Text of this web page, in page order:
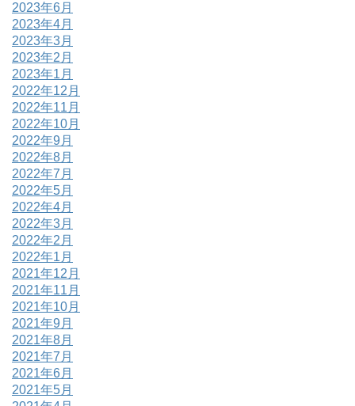
2023年6月
2023年4月
2023年3月
2023年2月
2023年1月
2022年12月
2022年11月
2022年10月
2022年9月
2022年8月
2022年7月
2022年5月
2022年4月
2022年3月
2022年2月
2022年1月
2021年12月
2021年11月
2021年10月
2021年9月
2021年8月
2021年7月
2021年6月
2021年5月